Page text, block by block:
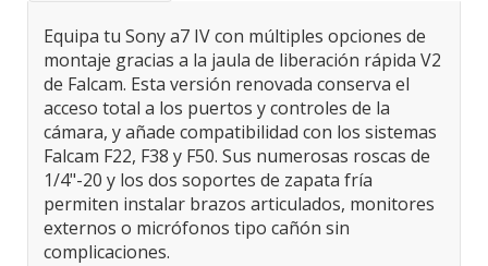
Equipa tu Sony a7 IV con múltiples opciones de
montaje gracias a la jaula de liberación rápida V2
de Falcam. Esta versión renovada conserva el
acceso total a los puertos y controles de la
cámara, y añade compatibilidad con los sistemas
Falcam F22, F38 y F50. Sus numerosas roscas de
1/4"-20 y los dos soportes de zapata fría
permiten instalar brazos articulados, monitores
externos o micrófonos tipo cañón sin
complicaciones.